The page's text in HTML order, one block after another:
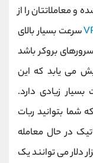
معاملاتتان را از
سرعت بسیار بالای
بروکر باشد
می یابد که این
زیادی دارد.
بتوانید ربات
در حال معامله
دلار می ‌توانند یک